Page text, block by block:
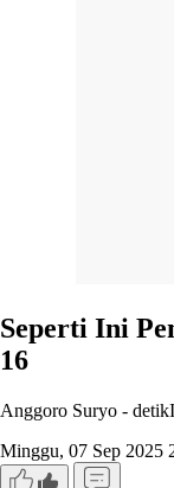
Seperti Ini
16
Anggoro Suryo -
Minggu, 07 Sep 2025